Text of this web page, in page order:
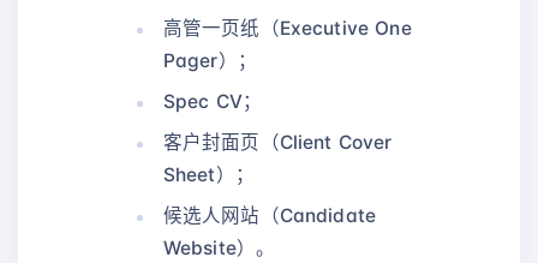
高管一页纸（Executive One
Pager）；
Spec CV；
客户封面页（Client Cover
Sheet）；
候选人网站（Candidate
Website）。